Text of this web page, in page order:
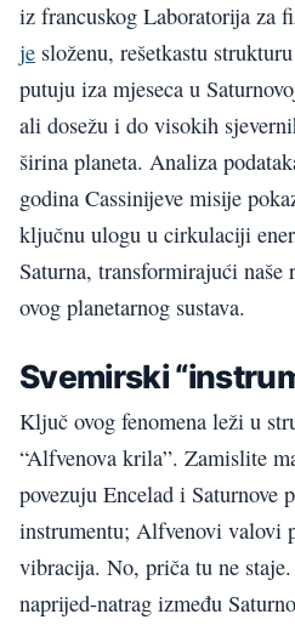
iz francuskog Laboratorija za
je složenu, rešetkastu
putuju iza mjeseca u
ali dosežu i do visokih
širina planeta. Analiza
godina Cassinijeve misije
ključnu ulogu u cirkulaciji
Saturna, transformirajući
ovog planetarnog sustava.
Svemirski
Ključ ovog fenomena leži u
“Alfvenova krila”. Zamislite
povezuju Encelad i Saturnove
instrumentu; Alfvenovi valovi
vibracija. No, priča tu ne
naprijed-natrag između